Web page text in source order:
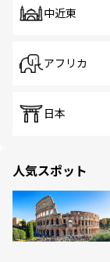
中近東
アフリカ
日本
人気スポット